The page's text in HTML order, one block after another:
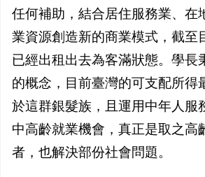
任何補助，結合居住服務業、在
業資源創造新的商業模式，截至
已經出租出去為客滿狀態。學長
的概念，目前臺灣的可支配所得
於這群銀髮族，且運用中年人服
中高齡就業機會，真正是取之高
者，也解決部份社會問題。